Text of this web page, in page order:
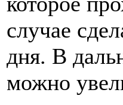
случае
дня. В
можно